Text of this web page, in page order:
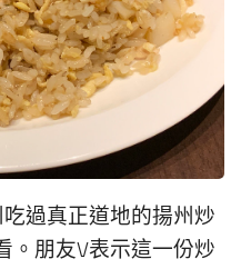
過真正道地的揚州炒
。朋友V表示這一份炒